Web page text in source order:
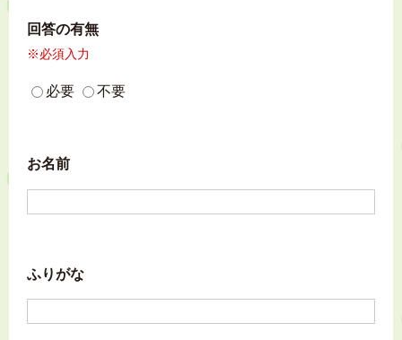
回答の有無
※必須入力
必要 不要
お名前
ふりがな